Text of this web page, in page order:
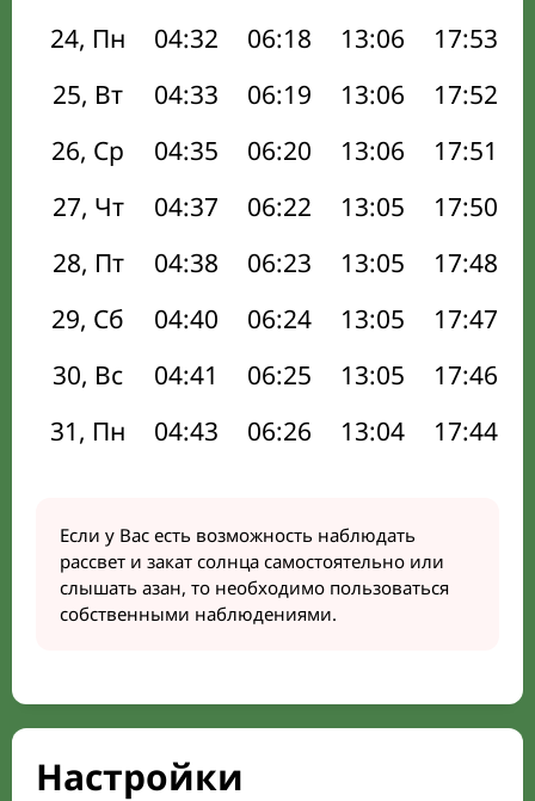
24, Пн
04:32 06:18 13:06 17:53
25, Вт
04:33 06:19 13:06 17:52
26, Ср
04:35 06:20 13:06 17:51
27, Чт
04:37 06:22 13:05 17:50
28, Пт
04:38 06:23 13:05 17:48
29, Сб
04:40 06:24 13:05 17:47
30, Вс
04:41 06:25 13:05 17:46
31, Пн
04:43 06:26 13:04 17:44
Если у Вас есть возможность наблюдать
рассвет и закат солнца самостоятельно или
слышать азан, то необходимо пользоваться
собственными наблюдениями.
Настройки